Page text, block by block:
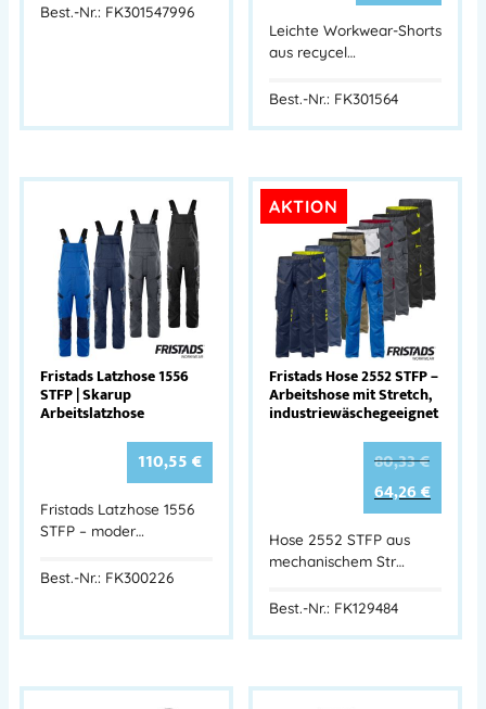
Best.-Nr.: FK301547996
Leichte Workwear-Shorts
aus recycel…
Best.-Nr.: FK301564
Fristads Latzhose 1556
STFP | Skarup
Arbeitslatzhose
110,55€
Fristads Latzhose 1556
STFP – moder…
Best.-Nr.: FK300226
AKTION
Fristads Hose 2552 STFP –
Arbeitshose mit Stretch,
industriewäschegeeignet
80,33€
64,26€
Hose 2552 STFP aus
mechanischem Str…
Best.-Nr.: FK129484